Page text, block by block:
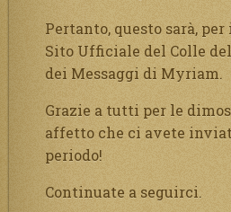
Pertanto, questo sarà,
Sito Ufficiale del Colle
dei Messaggi di Myriam.
Grazie a tutti per le
affetto che ci avete
periodo!
Continuate a seguirci.